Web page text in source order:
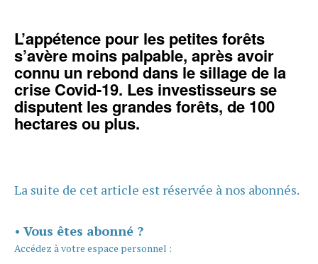
L’appétence pour les petites forêts
s’avère moins palpable, après avoir
connu un rebond dans le sillage de la
crise Covid-19. Les investisseurs se
disputent les grandes forêts, de 100
hectares ou plus.
La suite de cet article est réservée à nos abonnés.
• Vous êtes abonné ?
Accédez à votre espace personnel :